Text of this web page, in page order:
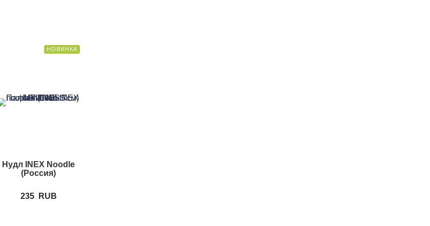
НОВИНКА
Нудл INEX Noodle
(Россия)
235 RUB